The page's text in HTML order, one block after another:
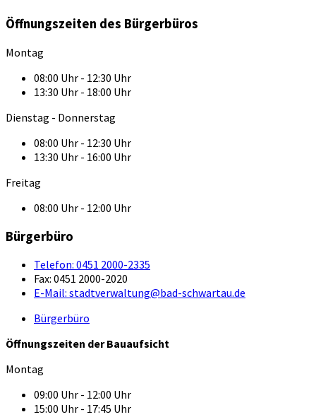
Öffnungszeiten des Bürgerbüros
Montag
08:00 Uhr - 12:30 Uhr
13:30 Uhr - 18:00 Uhr
Dienstag - Donnerstag
08:00 Uhr - 12:30 Uhr
13:30 Uhr - 16:00 Uhr
Freitag
08:00 Uhr - 12:00 Uhr
Bürgerbüro
Telefon: 0451 2000-2335
Fax: 0451 2000-2020
E-Mail: stadtverwaltung@bad-schwartau.de
Bürgerbüro
Öffnungszeiten der Bauaufsicht
Montag
09:00 Uhr - 12:00 Uhr
15:00 Uhr - 17:45 Uhr